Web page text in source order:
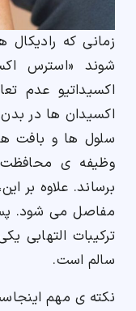
زمانی که
شوند «استرس
اکسیداتیو عدم
اکسیدان‌ ها در
سلول ها و بافت
وظیفه ی محافظت
برساند. علاوه بر
مفاصل می شود.
ترکیبات التهابی
سالم است.
نکته ی مهم